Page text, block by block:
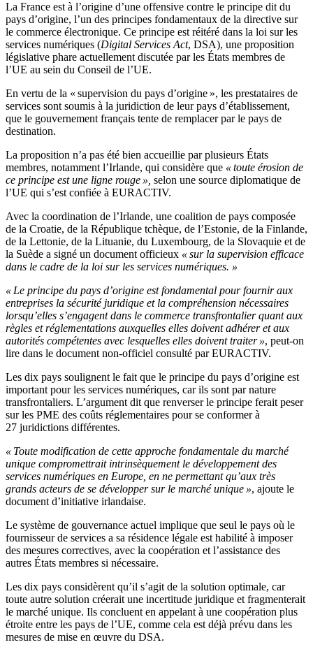
La France est à l’origine d’une offensive contre le principe dit du
pays d’origine, l’un des principes fondamentaux de la directive sur
le commerce électronique. Ce principe est réitéré dans la loi sur les
services numériques (Digital Services Act, DSA), une proposition
législative phare actuellement discutée par les États membres de
l’UE au sein du Conseil de l’UE.
En vertu de la « supervision du pays d’origine », les prestataires de
services sont soumis à la juridiction de leur pays d’établissement,
que le gouvernement français tente de remplacer par le pays de
destination.
La proposition n’a pas été bien accueillie par plusieurs États
membres, notamment l’Irlande, qui considère que « toute érosion de
ce principe est une ligne rouge », selon une source diplomatique de
l’UE qui s’est confiée à EURACTIV.
Avec la coordination de l’Irlande, une coalition de pays composée
de la Croatie, de la République tchèque, de l’Estonie, de la Finlande,
de la Lettonie, de la Lituanie, du Luxembourg, de la Slovaquie et de
la Suède a signé un document officieux « sur la supervision efficace
dans le cadre de la loi sur les services numériques. »
« Le principe du pays d’origine est fondamental pour fournir aux
entreprises la sécurité juridique et la compréhension nécessaires
lorsqu’elles s’engagent dans le commerce transfrontalier quant aux
règles et réglementations auxquelles elles doivent adhérer et aux
autorités compétentes avec lesquelles elles doivent traiter », peut-on
lire dans le document non-officiel consulté par EURACTIV.
Les dix pays soulignent le fait que le principe du pays d’origine est
important pour les services numériques, car ils sont par nature
transfrontaliers. L’argument dit que renverser le principe ferait peser
sur les PME des coûts réglementaires pour se conformer à
27 juridictions différentes.
« Toute modification de cette approche fondamentale du marché
unique compromettrait intrinsèquement le développement des
services numériques en Europe, en ne permettant qu’aux très
grands acteurs de se développer sur le marché unique », ajoute le
document d’initiative irlandaise.
Le système de gouvernance actuel implique que seul le pays où le
fournisseur de services a sa résidence légale est habilité à imposer
des mesures correctives, avec la coopération et l’assistance des
autres États membres si nécessaire.
Les dix pays considèrent qu’il s’agit de la solution optimale, car
toute autre solution créerait une incertitude juridique et fragmenterait
le marché unique. Ils concluent en appelant à une coopération plus
étroite entre les pays de l’UE, comme cela est déjà prévu dans les
mesures de mise en œuvre du DSA.